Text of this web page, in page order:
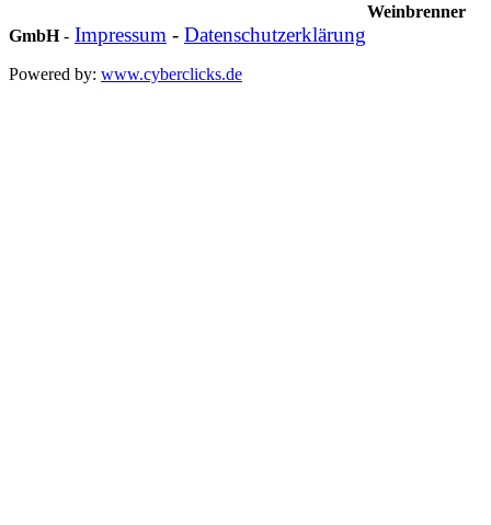
Weinbrenner
GmbH- Impressum - Datenschutzerklärung
Powered by: www.cyberclicks.de